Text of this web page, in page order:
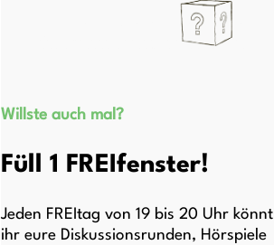
Willste auch mal?
Füll 1 FREIfenster!
Jeden FREItag von 19 bis 20 Uhr könnt
ihr eure Diskussionsrunden, Hörspiele